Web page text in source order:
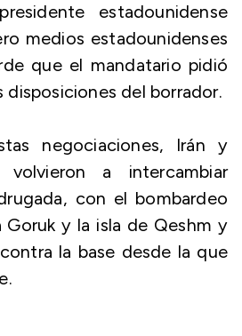
estadounidense
medios estadounidenses
que el mandatario pidió
disposiciones del borrador.
negociaciones, Irán y
volvieron a intercambiar
con el bombardeo
Goruk y la isla de Qeshm y
la base desde la que